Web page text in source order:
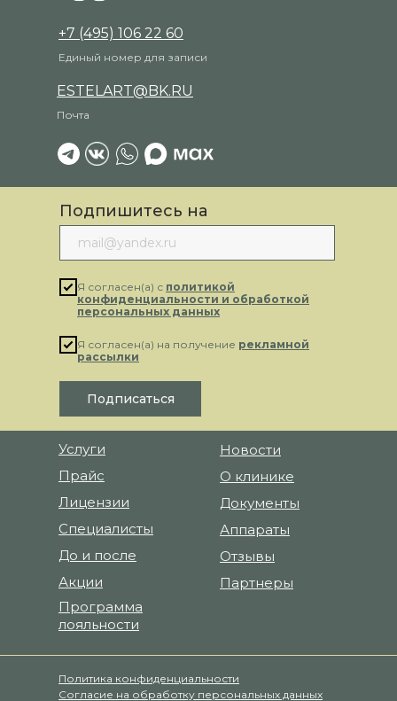
Услуги
Прайс
Лицензии
+7 (495) 106 22 60
Единый номер для записи
ESTELART@BK.RU
Почта
Специалисты
О клинике
Новости
Документы
Аппараты
Отзывы
Программа
лояльности
Партнеры
До и после
Акции
Политика конфиденциальности
Согласие на обработку персональных данных
Подпишитесь на
рассылку
Я согласен(а) с политикой
конфиденциальности и обработкой
персональных данных
Я согласен(а) на получение рекламной
рассылки
Подписаться